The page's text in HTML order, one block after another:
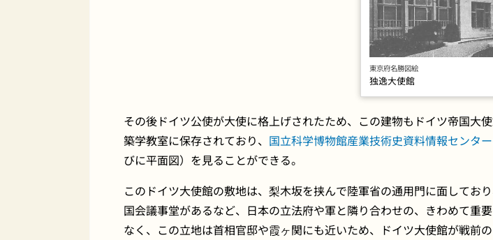
東京府名勝図絵
独逸大使館
その後ドイツ公使が大使に格上げされたため、この建物もドイツ帝国大
築学教室に保存されており、 国立科学博物館産業技術史資料情報センタ
びに平面図）を見ることができる。
このドイツ大使館の敷地は、梨木坂を挟んで陸軍省の通用門に面してお
国会議事堂があるなど、日本の立法府や軍と隣り合わせの、きわめて重
なく、この立地は首相官邸や霞ヶ関にも近いため、ドイツ大使館が戦前